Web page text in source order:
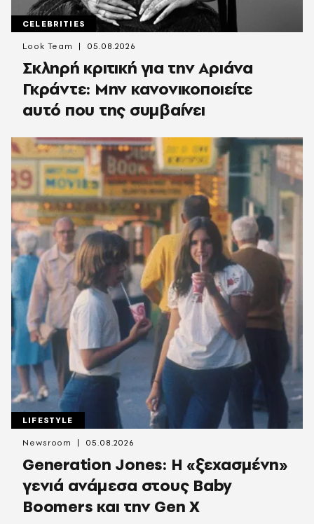
CELEBRITIES
Σκληρή κριτική για την Αριάνα
Γκράντε: Μην κανονικοποιείτε
αυτό που της συμβαίνει
Look Team 05.08.2026
LIFESTYLE
Generation Jones: Η «ξεχασμένη»
γενιά ανάμεσα στους Baby
Boomers και την Gen X
Newsroom 05.08.2026